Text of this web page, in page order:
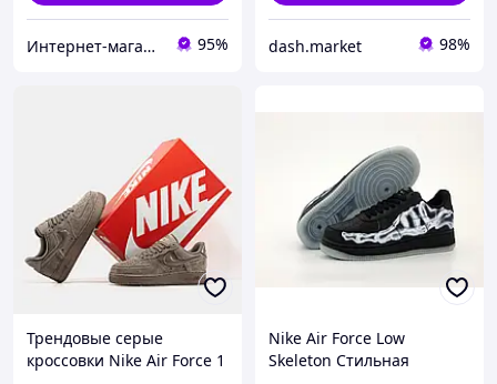
Интернет-магазин "Dianora-Style" 95% dash.market 98%
Трендовые серые
кроссовки Nike Air Force 1
Nike Air Force Low
Skeleton Стильная